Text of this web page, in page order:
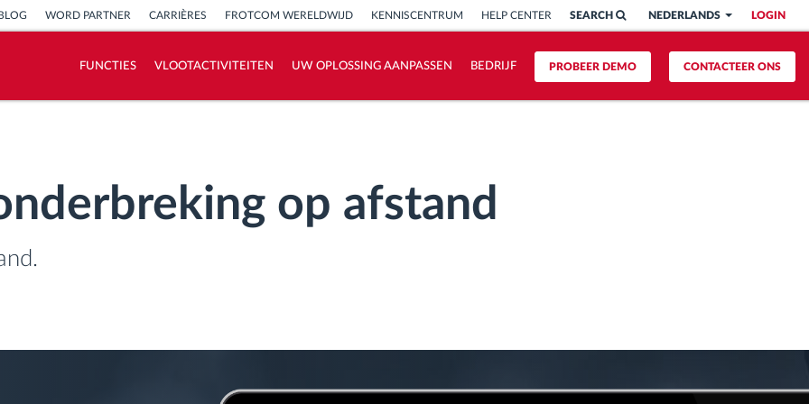
LOGIN
NEDERLANDS
SEARCH
WORD PARTNER CARRIÈRES FROTCOM WERELDWIJD KENNISCENTRUM HELP CENTER
CONTACTEER ONS
PROBEER DEMO
FUNCTIES VLOOTACTIVITEITEN UW OPLOSSING AANPASSEN BEDRIJF
Besparingscalculator op afstand